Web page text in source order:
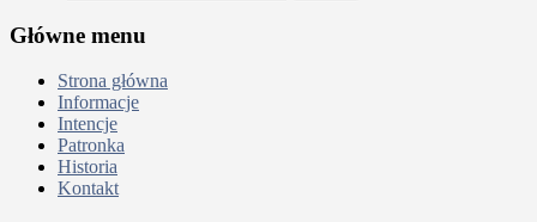
Główne menu
Strona główna
Informacje
Intencje
Patronka
Historia
Kontakt